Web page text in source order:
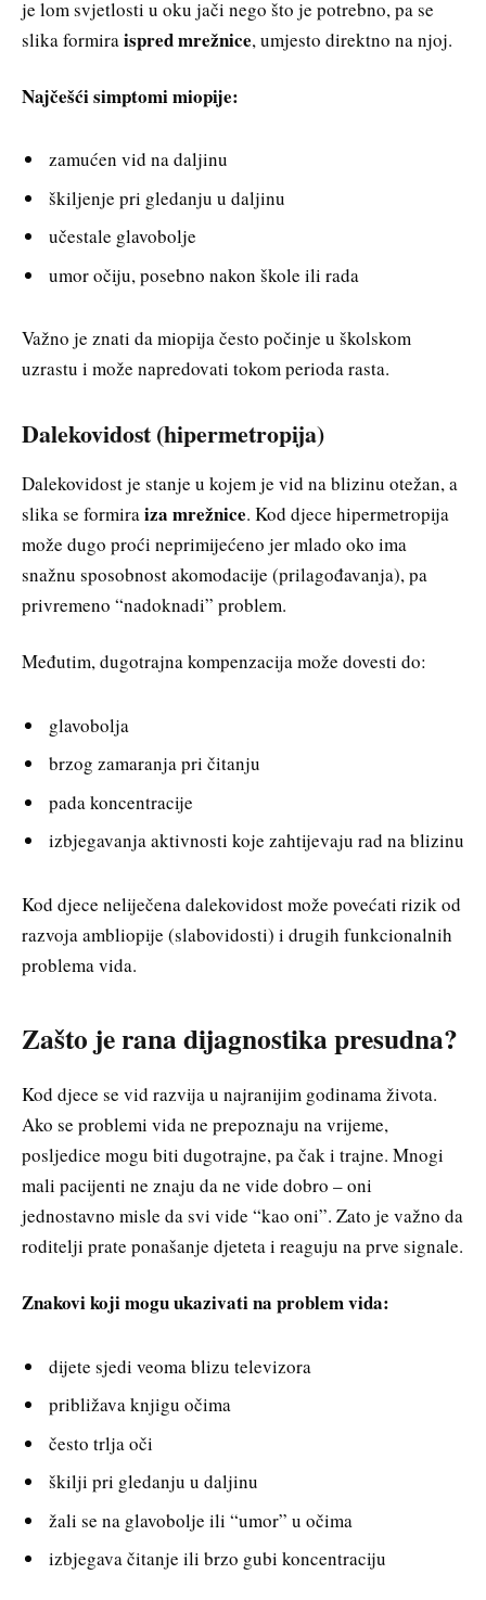
je lom svjetlosti u oku jači nego što je potrebno, pa se
slika formiraispred mrežnice, umjesto direktno na njoj.
Najčešći simptomi miopije:
zamućen vid na daljinu
škiljenje pri gledanju u daljinu
učestale glavobolje
umor očiju, posebno nakon škole ili rada
Važno je znati da miopija često počinje u školskom
uzrastu i može napredovati tokom perioda rasta.
Dalekovidost (hipermetropija)
Dalekovidost je stanje u kojem je vid na blizinu otežan, a
slika se formiraiza mrežnice. Kod djece hipermetropija
može dugo proći neprimijećeno jer mlado oko ima
snažnu sposobnost akomodacije (prilagođavanja), pa
privremeno “nadoknadi” problem.
Međutim, dugotrajna kompenzacija može dovesti do:
glavobolja
brzog zamaranja pri čitanju
pada koncentracije
izbjegavanja aktivnosti koje zahtijevaju rad na blizinu
Kod djece neliječena dalekovidost može povećati rizik od
razvoja ambliopije (slabovidosti) i drugih funkcionalnih
problema vida.
Zašto je rana dijagnostika presudna?
Kod djece se vid razvija u najranijim godinama života.
Ako se problemi vida ne prepoznaju na vrijeme,
posljedice mogu biti dugotrajne, pa čak i trajne. Mnogi
mali pacijenti ne znaju da ne vide dobro – oni
jednostavno misle da svi vide “kao oni”. Zato je važno da
roditelji prate ponašanje djeteta i reaguju na prve signale.
Znakovi koji mogu ukazivati na problem vida:
dijete sjedi veoma blizu televizora
približava knjigu očima
često trlja oči
škilji pri gledanju u daljinu
žali se na glavobolje ili “umor” u očima
izbjegava čitanje ili brzo gubi koncentraciju